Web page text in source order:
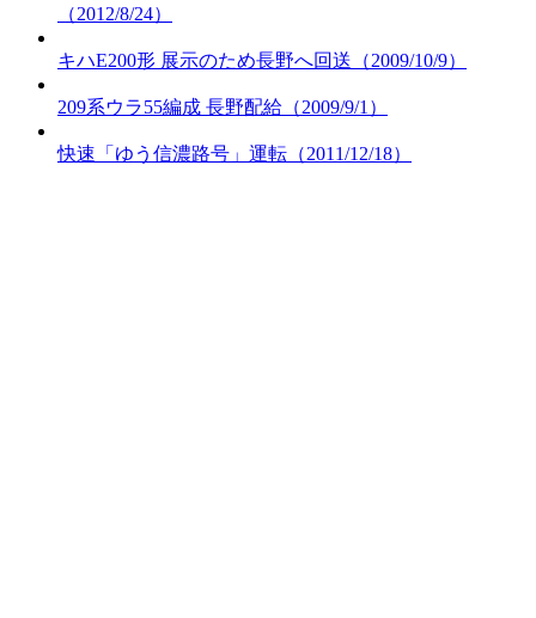
（2012/8/24）
キハE200形 展示のため長野へ回送（2009/10/9）
209系ウラ55編成 長野配給（2009/9/1）
快速「ゆう信濃路号」運転（2011/12/18）